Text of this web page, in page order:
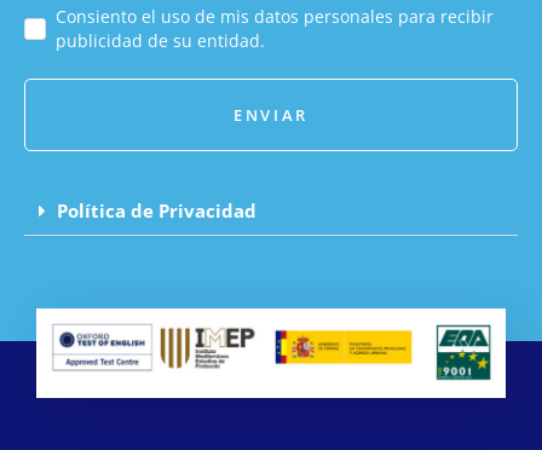
Consiento el uso de mis datos personales para recibir
publicidad de su entidad.
ENVIAR
Política de Privacidad